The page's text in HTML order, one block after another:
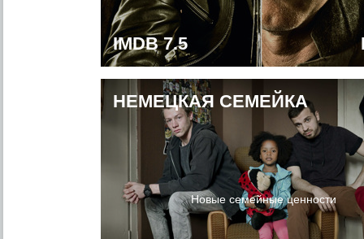
IMDB 7.5
НЕМЕЦКАЯ СЕМЕЙКА
Новые семейные ценности